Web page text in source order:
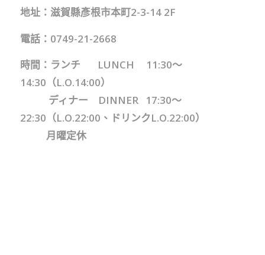
地址：滋賀縣彥根市本町2-3-14 2F
電話：0749-21-2668
時間：ランチ LUNCH 11:30～
14:30（L.O.14:00）
ディナー DINNER 17:30～
22:30（L.O.22:00、ドリンクL.O.22:00）
月曜定休